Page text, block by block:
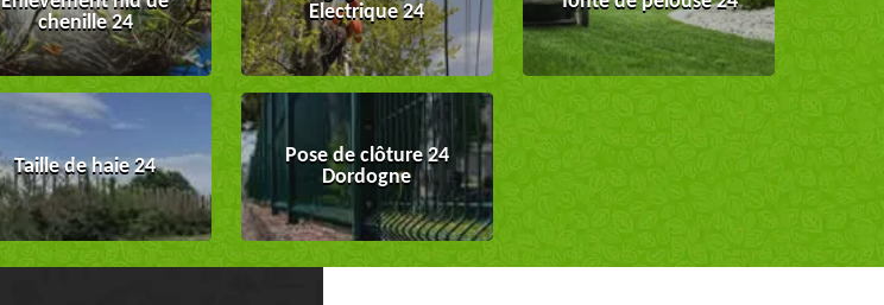
chenille 24
Electrique 24
Taille de haie 24
Pose de clôture 24
Dordogne